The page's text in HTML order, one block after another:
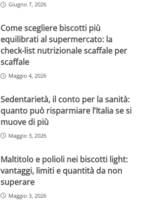
Giugno 7, 2026
Come scegliere biscotti più
equilibrati al supermercato: la
check-list nutrizionale scaffale per
scaffale
Maggio 4, 2026
Sedentarietà, il conto per la sanità:
quanto può risparmiare l’Italia se si
muove di più
Maggio 3, 2026
Maltitolo e polioli nei biscotti light:
vantaggi, limiti e quantità da non
superare
Maggio 3, 2026